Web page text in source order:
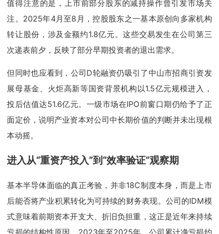
值得注意的是，上市前部分股东的减持操作曾引发市场关
注。2025年4月至8月，控股股东之一基本原创向多家机构
转让股份，涉及金额约1.8亿元。这些交易发生在公司第三
次递表前夕，反映了部分早期投资者的退出需求。
但同时也应看到，公司D轮融资仍吸引了中山市招商引资发
展母基金、火炬高新等国资背景机构以1.5亿元规模进入，
投后估值达51.6亿元。一级市场在IPO前窗口期仍给予了正
面定价，说明产业资本对公司中长期价值的判断并未出现根
本动摇。
进入从“重资产投入”到“效率验证”观察期
基本半导体面临的真正考验，并非18C制度本身，而是上市
后能否将产业积累转化为可持续的财务表现。公司的IDM模
式意味着前期资本开支大、折旧负担重，这正是近年来持续
亏损的结构性原因。2023年至2025年，公司累计净亏损约